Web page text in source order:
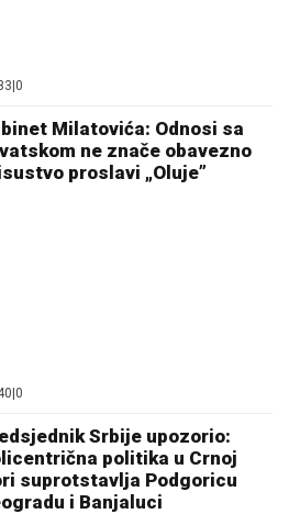
0
Milatovića: Odnosi sa
ne znače obavezno
proslavi „Oluje”
0
Srbije upozorio:
politika u Crnoj
suprotstavlja Podgoricu
i Banjaluci